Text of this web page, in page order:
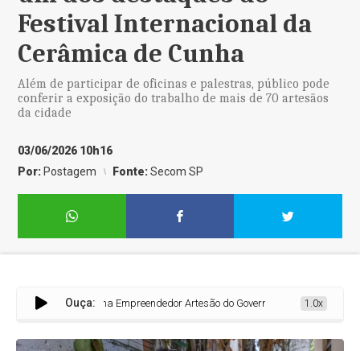
Festival Internacional da
Cerâmica de Cunha
Além de participar de oficinas e palestras, público pode
conferir a exposição do trabalho de mais de 70 artesãos
da cidade
03/06/2026 10h16
Por: Postagem Fonte:Secom SP
Ouça:
Programa Empreendedor Artesão do Governo de SP é um dos destaques
1.0x